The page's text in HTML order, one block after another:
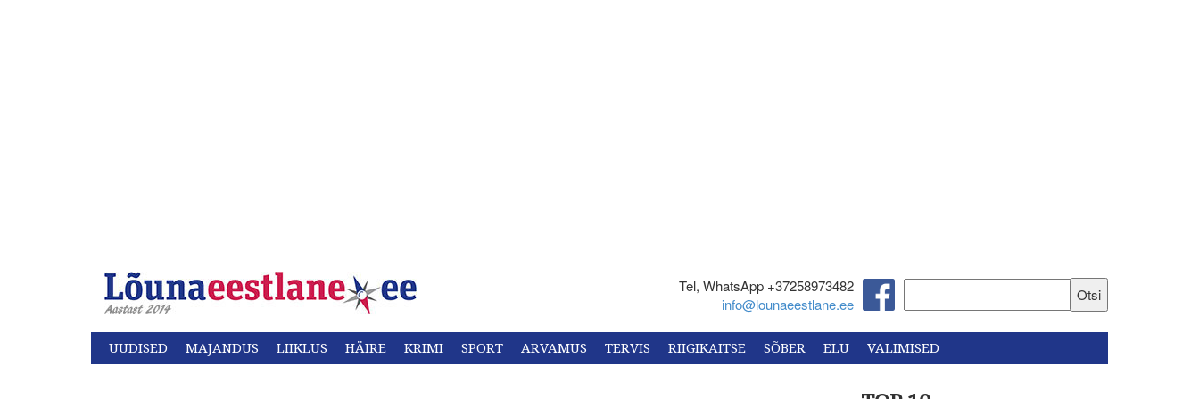
Tel, WhatsApp +37258973482‬
info@lounaeestlane.ee
UUDISED MAJANDUS LIIKLUS HÄIRE KRIMI SPORT ARVAMUS TERVIS RIIGIKAITSE SÕBER ELU VALIMISED